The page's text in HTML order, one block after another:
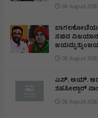
08 August 2026
ಸಚಿವ
08 August 2026
ಎಸ್. ಆಯ್. ಆರ್.
ತಹಸೀಲ್ದಾರ್
08 August 2026